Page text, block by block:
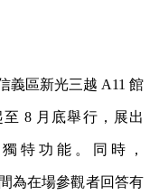
義區新光三越 A11 館
8 月底舉行，展出
特功能。同時，
為在場參觀者回答有